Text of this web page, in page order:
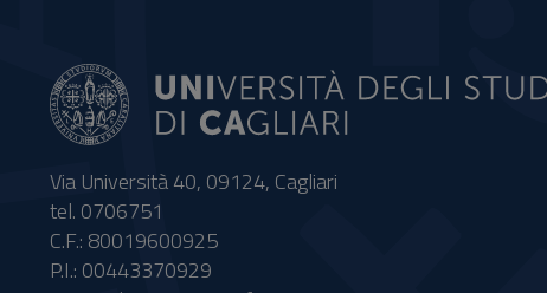
Via Università 40, 09124, Cagliari
tel. 0706751
C.F.: 80019600925
P.I.: 00443370929